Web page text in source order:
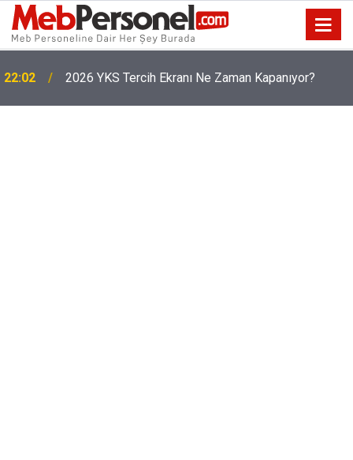
22:02 2026 YKS Tercih Ekranı Ne Zaman Kapanıyor?